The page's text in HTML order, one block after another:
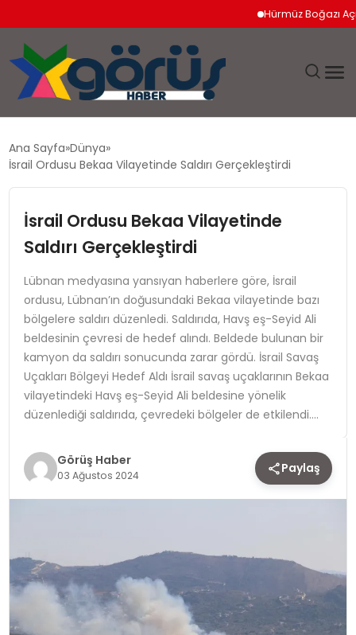
Hürmüz Boğazı
GÜNDEM
SAĞLIK
SPOR
TEKNOLOJI
Ana Sayfa Dünya
İsrail Ordusu Bekaa Vilayetinde Saldırı Gerçekleştirdi
İsrail Ordusu Bekaa Vilayetinde
Saldırı Gerçekleştirdi
Lübnan medyasına yansıyan haberlere göre, İsrail
ordusu, Lübnan’ın doğusundaki Bekaa vilayetinde bazı
bölgelere saldırı düzenledi. Saldırıda, Havş eş-Seyid Ali
beldesinin çevresi de hedef alındı. Beldede bulunan bir
kamyon da saldırı sonucunda zarar gördü. İsrail Savaş
Uçakları Bölgeyi Hedef Aldı İsrail savaş uçaklarının Bekaa
vilayetindeki Havş eş-Seyid Ali beldesine yönelik
düzenlediği saldırıda, çevredeki bölgeler de etkilendi….
Görüş Haber
03 Ağustos 2024 Paylaş